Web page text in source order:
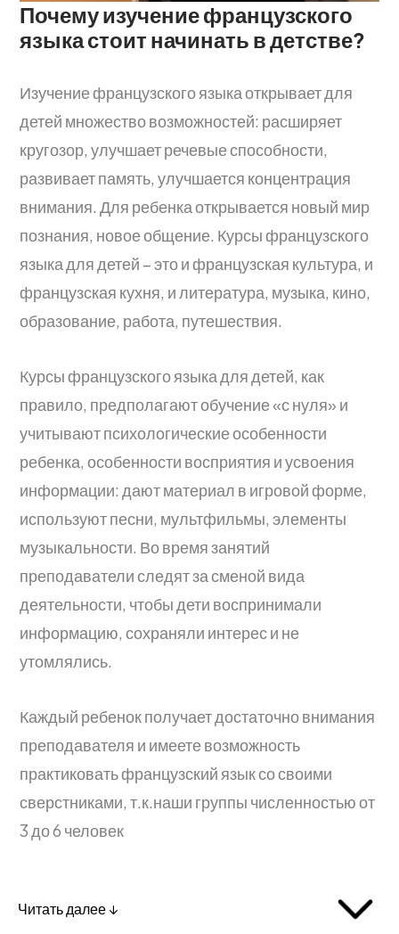
Почему изучение французского
языка стоит начинать в детстве?
Изучение французского языка открывает для
детей множество возможностей: расширяет
кругозор, улучшает речевые способности,
развивает память, улучшается концентрация
внимания. Для ребенка открывается новый мир
познания, новое общение. Курсы французского
языка для детей – это и французская культура, и
французская кухня, и литература, музыка, кино,
образование, работа, путешествия.
Курсы французского языка для детей, как
правило, предполагают обучение «с нуля» и
учитывают психологические особенности
ребенка, особенности восприятия и усвоения
информации: дают материал в игровой форме,
используют песни, мультфильмы, элементы
музыкальности. Во время занятий
преподаватели следят за сменой вида
деятельности, чтобы дети воспринимали
информацию, сохраняли интерес и не
утомлялись.
Каждый ребенок получает достаточно внимания
преподавателя и имеете возможность
практиковать французский язык со своими
сверстниками, т.к.наши группы численностью от
3 до 6 человек
Читать далее ↓